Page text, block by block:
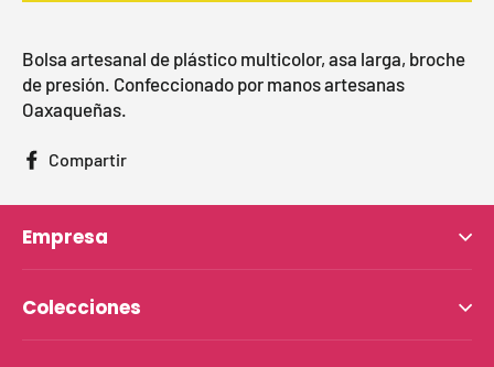
Bolsa artesanal de plástico multicolor, asa larga, broche
de presión. Confeccionado por manos artesanas
Oaxaqueñas.
Compartir
Facebook
Empresa
Colecciones